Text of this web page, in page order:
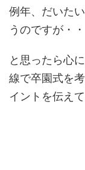
例年、だいた
うのですが・・
と思ったら心
線で卒園式を
イントを伝えて